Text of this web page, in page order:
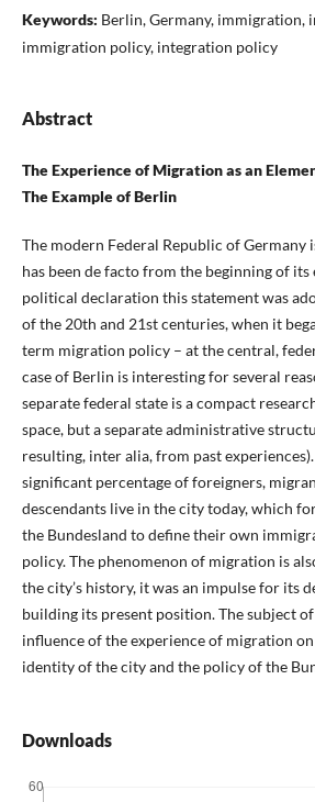
Keywords: Berlin, Germany, immigration,
immigration policy, integration policy
Abstract
The Experience of Migration as an
The Example of Berlin
The modern Federal Republic of Germany
has been de facto from the beginning of its
political declaration this statement was
of the 20th and 21st centuries, when it
term migration policy – at the central,
case of Berlin is interesting for several
separate federal state is a compact
space, but a separate administrative
resulting, inter alia, from past
significant percentage of foreigners,
descendants live in the city today, which
the Bundesland to define their own
policy. The phenomenon of migration is
the city’s history, it was an impulse for its
building its present position. The subject
influence of the experience of migration
identity of the city and the policy of the
Downloads